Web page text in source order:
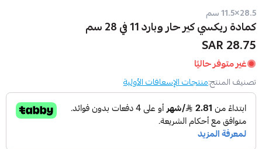
28.5×11.5 سم
كمادة ريكسي كير حار وبارد 11 في 28 سم
28.75 SAR
غير متوفر حاليًا
تصنيف المنتج:منتجات الإسعافات الأولية